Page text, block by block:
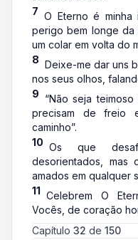
7 O Eterno é
perigo bem longe
um colar em volta do
8 Deixe-me dar uns
nos seus olhos,
9 “Não seja
precisam de freio
caminho”.
10 Os que
desorientados, mas
amados em qualquer
11 Celebrem O
Vocês, de coração
Capítulo 32 de 150